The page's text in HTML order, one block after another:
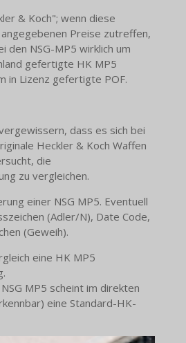
& Koch"; wenn diese
Preise zutreffen,
den NSG-MP5 wirklich um
gefertigte HK MP5
in Lizenz gefertigte POF.
dass es sich bei
Heckler & Koch Waffen
die
zu vergleichen.
einer NSG MP5. Eventuell
(Adler/N), Date Code,
(Geweih).
eine HK MP5
MP5 scheint im direkten
eine Standard-HK-